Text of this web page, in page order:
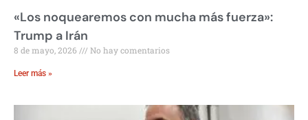
«Los noquearemos con mucha más fuerza»:
Trump a Irán
8 de mayo, 2026 No hay comentarios
Leer más »